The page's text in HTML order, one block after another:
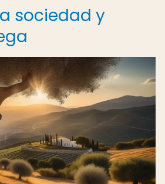
sociedad y